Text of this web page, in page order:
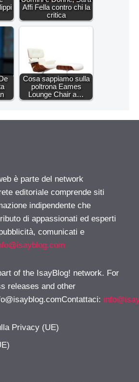
Affi Fella contro chi la
critica
Cosa sappiamo sulla
poltrona Eames
Lounge Chair a…
è parte del network
editoriale comprende siti
indipendente che
di appassionati ed esperti
comunicati e
of the IsayBlog! network. For
releases and other
:
Privacy (UE)